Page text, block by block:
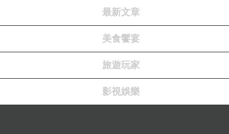
最新文章
美食饗宴
旅遊玩家
影視娛樂